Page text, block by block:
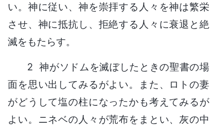
い。神に従い、神を崇拝する人々を神は繁栄
させ、神に抵抗し、拒絶する人々に衰退と絶
滅をもたらす。
2 神がソドムを滅ぼしたときの聖書の場
面を思い出してみるがよい。また、ロトの妻
がどうして塩の柱になったかも考えてみるが
よい。ニネベの人々が荒布をまとい、灰の中